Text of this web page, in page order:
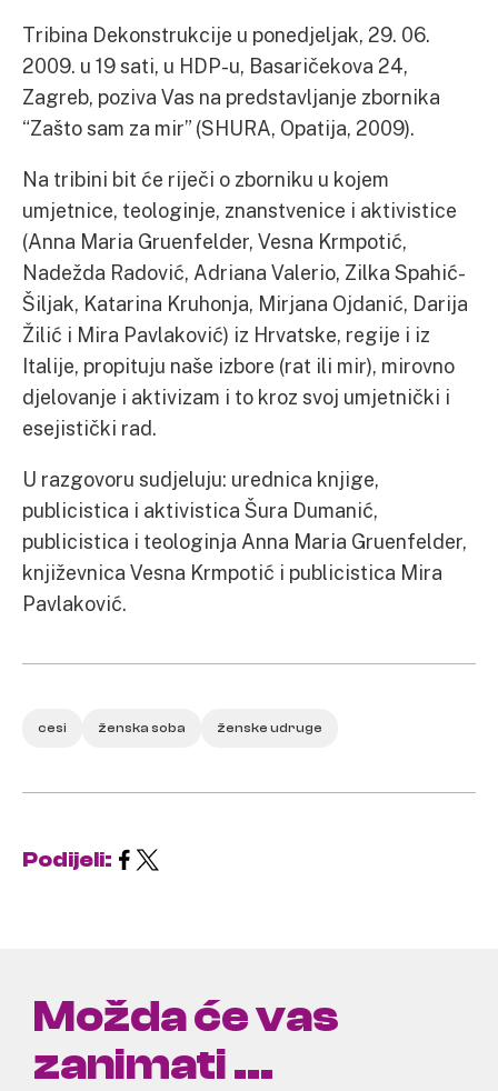
Tribina Dekonstrukcije u ponedjeljak, 29. 06.
2009. u 19 sati, u HDP-u, Basaričekova 24,
Zagreb, poziva Vas na predstavljanje zbornika
“Zašto sam za mir” (SHURA, Opatija, 2009).
Na tribini bit će riječi o zborniku u kojem
umjetnice, teologinje, znanstvenice i aktivistice
(Anna Maria Gruenfelder, Vesna Krmpotić,
Nadežda Radović, Adriana Valerio, Zilka Spahić-
Šiljak, Katarina Kruhonja, Mirjana Ojdanić, Darija
Žilić i Mira Pavlaković) iz Hrvatske, regije i iz
Italije, propituju naše izbore (rat ili mir), mirovno
djelovanje i aktivizam i to kroz svoj umjetnički i
esejistički rad.
U razgovoru sudjeluju: urednica knjige,
publicistica i aktivistica Šura Dumanić,
publicistica i teologinja Anna Maria Gruenfelder,
književnica Vesna Krmpotić i publicistica Mira
Pavlaković.
cesi ženska soba ženske udruge
Podijeli:
Možda će vas
zanimati ...